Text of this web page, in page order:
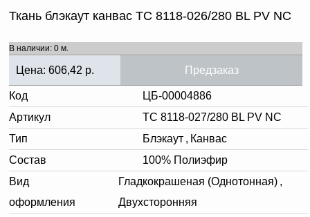
Ткань блэкаут канвас TC 8118-026/280 BL PV NC
В наличии: 0 м.
Цена: 606,42 р. Предзаказ
Код
ЦБ-00004886
Артикул
TC 8118-027/280 BL PV NC
Тип
Блэкаут , Канвас
Состав
100% Полиэфир
Вид
оформления
Гладкокрашеная (Однотонная) ,
Двухсторонняя
Добавить
корзину